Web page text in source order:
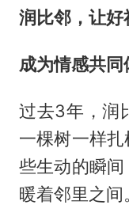
润比邻，让好
成为情感共
过去3年，润
一棵树一样
些生动的瞬
暖着邻里之间